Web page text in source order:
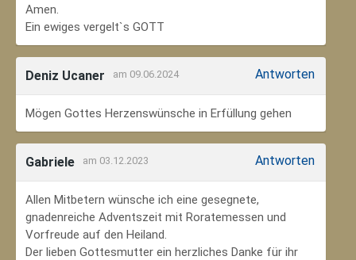
Amen.
Ein ewiges vergelt`s GOTT
Deniz Ucaner am 09.06.2024 Antworten
Mögen Gottes Herzenswünsche in Erfüllung gehen
Gabriele am 03.12.2023 Antworten
Allen Mitbetern wünsche ich eine gesegnete,
gnadenreiche Adventszeit mit Roratemessen und
Vorfreude auf den Heiland.
Der lieben Gottesmutter ein herzliches Danke für ihr